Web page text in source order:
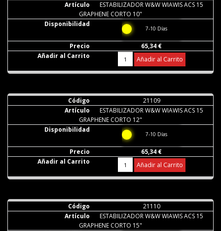
ESTABILIZADOR W&W WIAWIS ACS 15
GRAPHENE CORTO 10"
7-10 Días
65,34 €
Añadir al Carrito
21109
ESTABILIZADOR W&W WIAWIS ACS 15
GRAPHENE CORTO 12"
7-10 Días
65,34 €
Añadir al Carrito
21110
ESTABILIZADOR W&W WIAWIS ACS 15
GRAPHENE CORTO 15"